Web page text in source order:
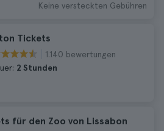
Keine versteckten Gebühren
Tickets
1.140 bewertungen
2 Stunden
für den Zoo von Lissabon